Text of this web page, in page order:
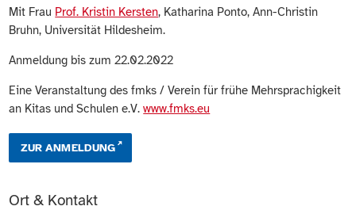
Mit Frau Prof. Kristin Kersten, Katharina Ponto, Ann-Christin
Bruhn, Universität Hildesheim.
Anmeldung bis zum 22.02.2022
Eine Veranstaltung des fmks / Verein für frühe Mehrsprachigkeit
an Kitas und Schulen e.V.www.fmks.eu
ZUR ANMELDUNG
Ort & Kontakt